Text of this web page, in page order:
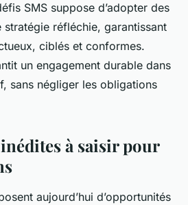
SMS suppose d’adopter des
stratégie réfléchie, garantissant
ciblés et conformes.
un engagement durable dans
sans négliger les obligations
à saisir pour
aujourd’hui d’opportunités